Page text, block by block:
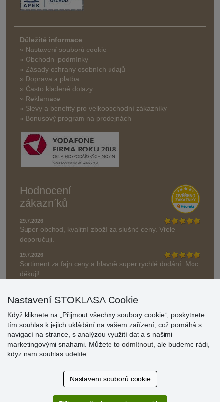
Důležité informace
» Nastavení souborů cookie
» Obchodní podmínky
» Zásady ochrany osobních údajů
» Doprava a platba
» Často kladené dotazy
» Reklamace
» Slevy a benefity pro velkoobchodní zákazníky
» Bonusový program na prodejnách
Hodnocení
zákazníků
29.7.2026
Super obchod, kvalitní zboží za slušné ceny. Vřele
doporučuji.
19.7.2026
Sortiment za fajn ceny a hlavně super rychlé dodání. Moc
děkuji!.
» Aktuálně 19084 recenzí
Nastavení STOKLASA Cookie
Když kliknete na „Přijmout všechny soubory cookie“, poskytnete
tím souhlas k jejich ukládání na vašem zařízení, což pomáhá s
navigací na stránce, s analýzou využití dat a s našimi
marketingovými snahami. Můžete to odmítnout , ale budeme rádi,
když nám souhlas udělíte.
Nastavení souborů cookie